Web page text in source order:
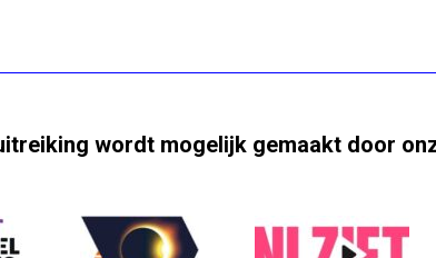
wordt mogelijk gemaakt door